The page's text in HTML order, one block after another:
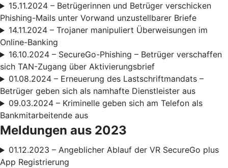
15.11.2024 – Betrügerinnen und Betrüger verschicken
Phishing-Mails unter Vorwand unzustellbarer Briefe
14.11.2024 – Trojaner manipuliert Überweisungen im
Online-Banking
16.10.2024 – SecureGo-Phishing – Betrüger verschaffen
sich TAN-Zugang über Aktivierungsbrief
01.08.2024 – Erneuerung des Lastschriftmandats –
Betrüger geben sich als namhafte Dienstleister aus
09.03.2024 – Kriminelle geben sich am Telefon als
Bankmitarbeitende aus
Meldungen aus 2023
01.12.2023 – Angeblicher Ablauf der VR SecureGo plus
App Registrierung